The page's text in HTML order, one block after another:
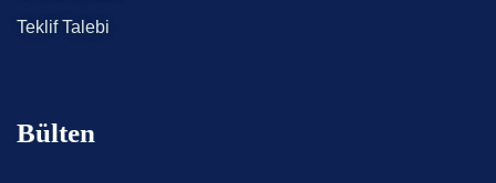
Teklif Talebi
Bülten